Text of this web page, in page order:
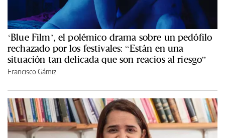
‘Blue Film’, el polémico drama sobre un pedófilo
rechazado por los festivales: “Están en una
situación tan delicada que son reacios al riesgo”
Francisco Gámiz